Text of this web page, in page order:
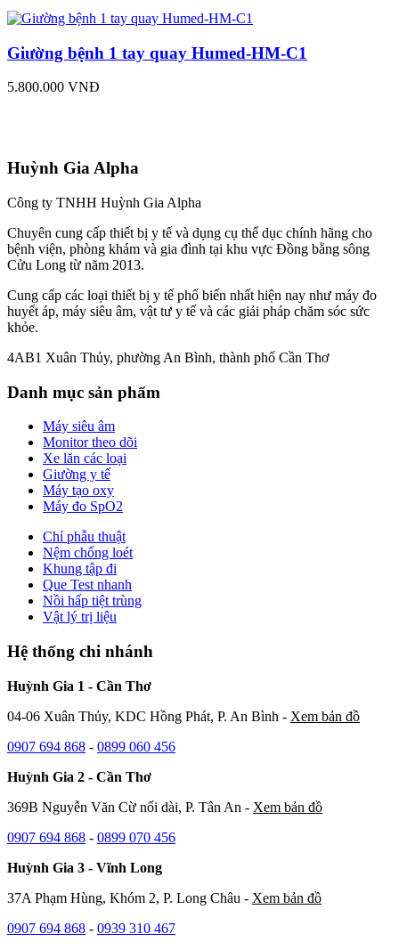
Giường bệnh 1 tay quay Humed-HM-C1
5.800.000 VNĐ
Huỳnh Gia Alpha
Công ty TNHH Huỳnh Gia Alpha
Chuyên cung cấp thiết bị y tế và dụng cụ thể dục chính hãng cho
bệnh viện, phòng khám và gia đình tại khu vực Đồng bằng sông
Cửu Long từ năm 2013.
Cung cấp các loại thiết bị y tế phổ biến nhất hiện nay như máy đo
huyết áp, máy siêu âm, vật tư y tế và các giải pháp chăm sóc sức
khỏe.
4AB1 Xuân Thủy, phường An Bình, thành phố Cần Thơ
Danh mục sản phẩm
Máy siêu âm
Monitor theo dõi
Xe lăn các loại
Giường y tế
Máy tạo oxy
Máy đo SpO2
Chỉ phẫu thuật
Nệm chống loét
Khung tập đi
Que Test nhanh
Nồi hấp tiệt trùng
Vật lý trị liệu
Hệ thống chi nhánh
Huỳnh Gia 1 - Cần Thơ
04-06 Xuân Thủy, KDC Hồng Phát, P. An Bình - Xem bản đồ
0907 694 868 - 0899 060 456
Huỳnh Gia 2 - Cần Thơ
369B Nguyễn Văn Cừ nối dài, P. Tân An - Xem bản đồ
0907 694 868 - 0899 070 456
Huỳnh Gia 3 - Vĩnh Long
37A Phạm Hùng, Khóm 2, P. Long Châu - Xem bản đồ
0907 694 868 - 0939 310 467